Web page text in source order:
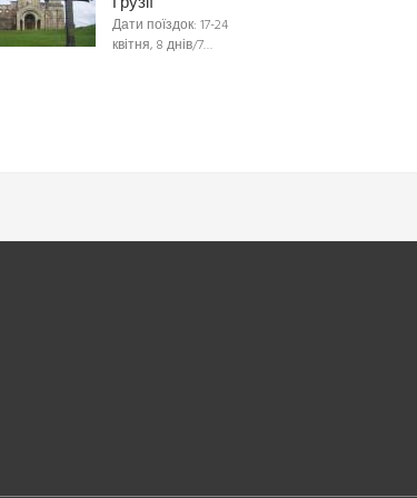
Дати поїздок: 17-24
квітня, 8 днів/7…